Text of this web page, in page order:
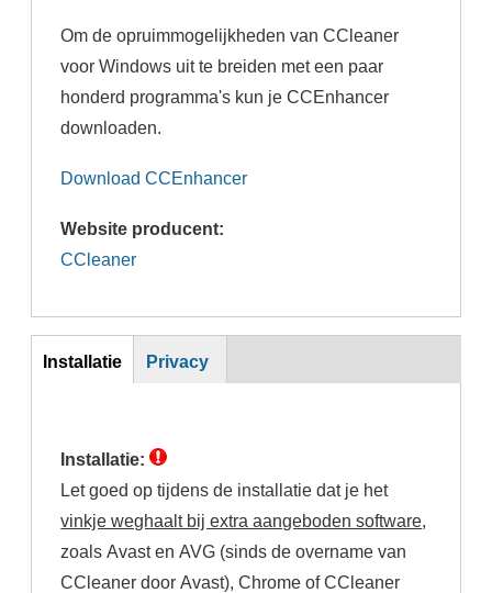
Om de opruimmogelijkheden van CCleaner
voor Windows uit te breiden met een paar
honderd programma's kun je CCEnhancer
downloaden.
Download CCEnhancer
Website producent:
CCleaner
Inst
Installatie
Privacy
Installatie:
Let goed op tijdens de installatie dat je het
vinkje weghaalt bij extra aangeboden software
zoals Avast en AVG (sinds de overname van
CCleaner door Avast), Chrome of CCleaner